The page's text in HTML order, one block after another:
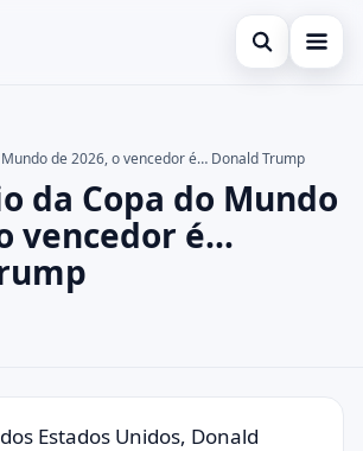
Abrir busca
site
para buscar ou ESC para fechar.
de 2026, o vencedor é… Donald Trump
da Copa do Mundo
vencedor é…
Estados Unidos, Donald